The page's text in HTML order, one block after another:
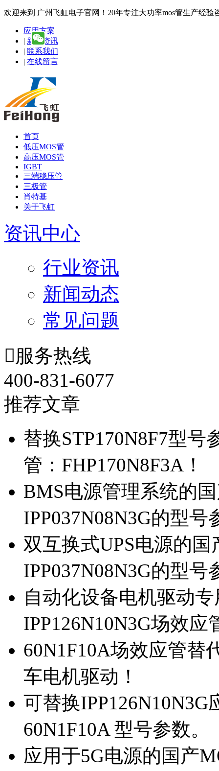
欢迎来到 广州飞虹电子官网！20年专注大功率mos管生产经验
应用方案
| 新闻资讯
| 联系我们
| 在线留言
首页
低压MOS管
高压MOS管
IGBT
三端稳压管
三极管
肖特基
关于飞虹
资讯中心
行业资讯
新闻动态
常见问题
服务热线
400-831-6077
推荐文章
替换STP170N8F7型
管：FHP170N8F3A！
BMS电源管理系统的
IPP037N08N3G的型号
双互换式UPS电源的
IPP037N08N3G的型号
自动化设备电机驱动
IPP126N10N3G场效应
60N1F10A场效应管替
车电机驱动！
可替换
60N1F10A 型号参数。
应用于5G电源的国产